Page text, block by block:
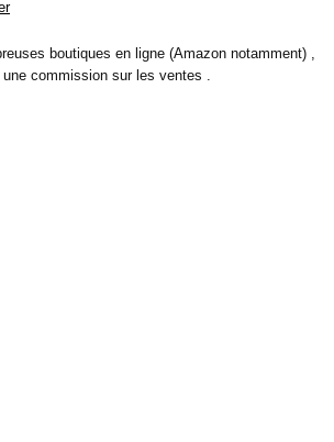
boutiques en ligne (Amazon notamment) ,
commission sur les ventes .